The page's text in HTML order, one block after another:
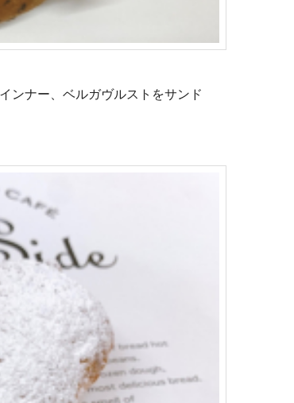
ンナー、ベルガヴルストをサンド